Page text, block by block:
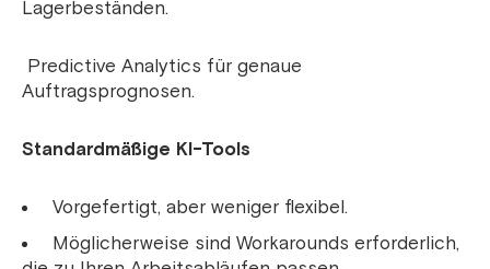
Lagerbeständen.
Predictive Analytics für genaue
Auftragsprognosen.
Standardmäßige KI-Tools
Vorgefertigt, aber weniger flexibel.
Möglicherweise sind Workarounds erforderlich,